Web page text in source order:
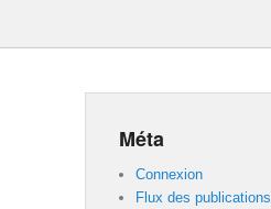
Méta
Connexion
Flux des publications